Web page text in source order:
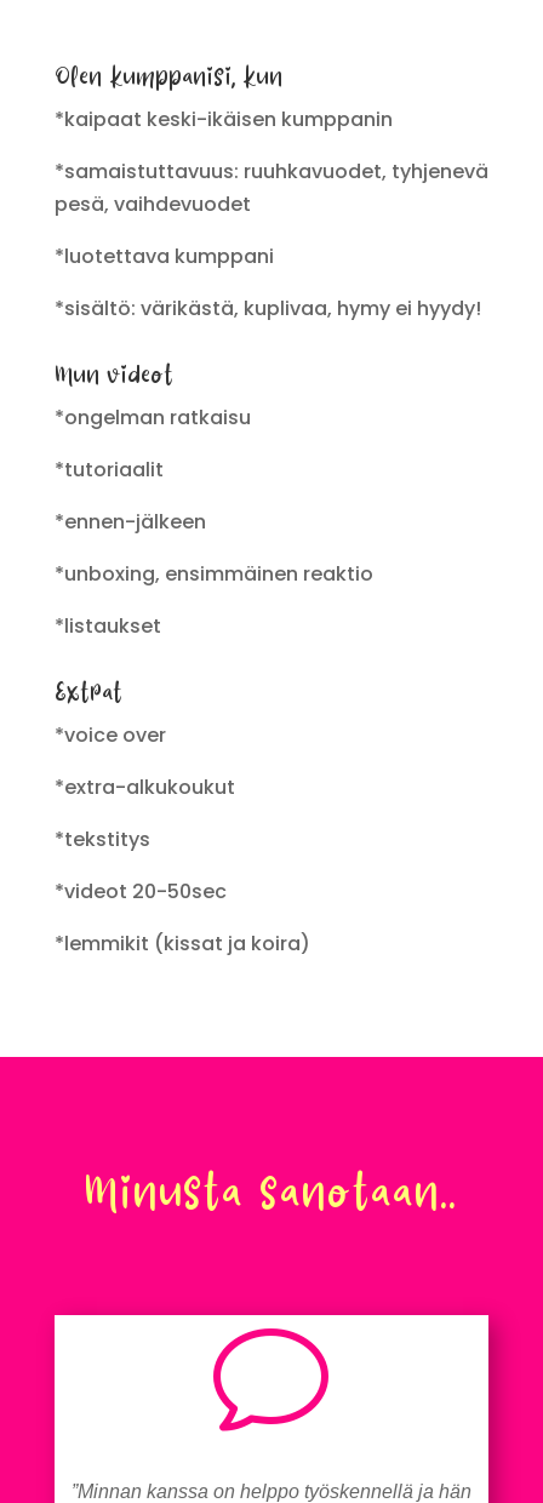
Olen kumppanisi, kun
*kaipaat keski-ikäisen kumppanin
*samaistuttavuus: ruuhkavuodet, tyhjenevä
pesä, vaihdevuodet
*luotettava kumppani
*sisältö: värikästä, kuplivaa, hymy ei hyydy!
Mun videot
*ongelman ratkaisu
*tutoriaalit
*ennen-jälkeen
*unboxing, ensimmäinen reaktio
*listaukset
Extrat
*voice over
*extra-alkukoukut
*tekstitys
*videot 20-50sec
*lemmikit (kissat ja koira)
Minusta sanotaan..
v
”Minnan kanssa on helppo työskennellä ja hän